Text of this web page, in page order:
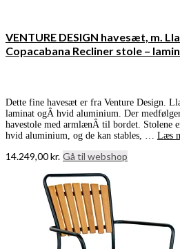
VENTURE DESIGN havesæt, m.
Copacabana Recliner stole –
Dette fine havesæt er fra Venture Design.
laminat ogÂ hvid aluminium. Der
havestole med armlænÂ til bordet. Stolene
hvid aluminium, og de kan stables, … Læs
14.249,00kr. Gå til webshop